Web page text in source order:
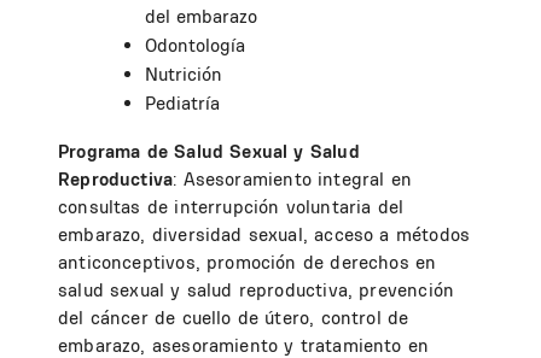
del embarazo
Odontología
Nutrición
Pediatría
Programa de Salud Sexual y Salud
Reproductiva: Asesoramiento integral en
consultas de interrupción voluntaria del
embarazo, diversidad sexual, acceso a métodos
anticonceptivos, promoción de derechos en
salud sexual y salud reproductiva, prevención
del cáncer de cuello de útero, control de
embarazo, asesoramiento y tratamiento en